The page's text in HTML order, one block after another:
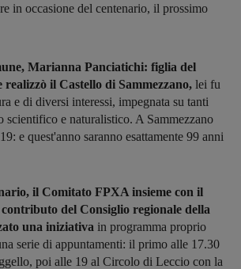
in occasione del centenario, il prossimo
Marianna Panciatichi: figlia del
realizzò il Castello di Sammezzano, lei fu
e di diversi interessi, impegnata su tanti
e naturalistico. A Sammezzano
e quest'anno saranno esattamente 99 anni
il Comitato FPXA insieme con il
del Consiglio regionale della
una iniziativa in programma proprio
serie di appuntamenti: il primo alle 17.30
poi alle 19 al Circolo di Leccio con la